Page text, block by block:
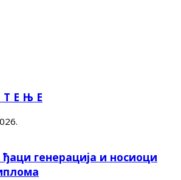
Е Њ Е
генерација и носиоци